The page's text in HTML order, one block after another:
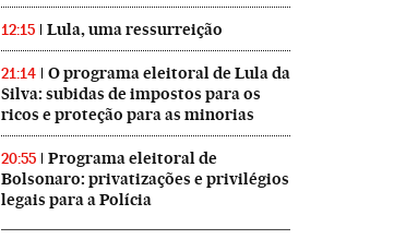
12:15 Lula, uma ressurreição
21:14
O programa eleitoral de Lula da
Silva: subidas de impostos para os
ricos e proteção para as minorias
20:55
Programa eleitoral de
Bolsonaro: privatizações e privilégios
legais para a Polícia